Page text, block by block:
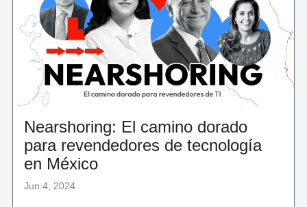
DIGITALES"
Nearshoring: El camino dorado
para revendedores de tecnología
en México
Jun 4, 2024